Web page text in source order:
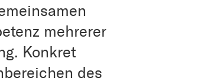
mehrerer
Konkret
des